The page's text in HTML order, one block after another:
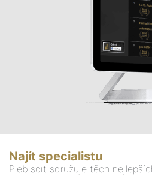
Najít specialistu
Plebiscit sdružuje těch